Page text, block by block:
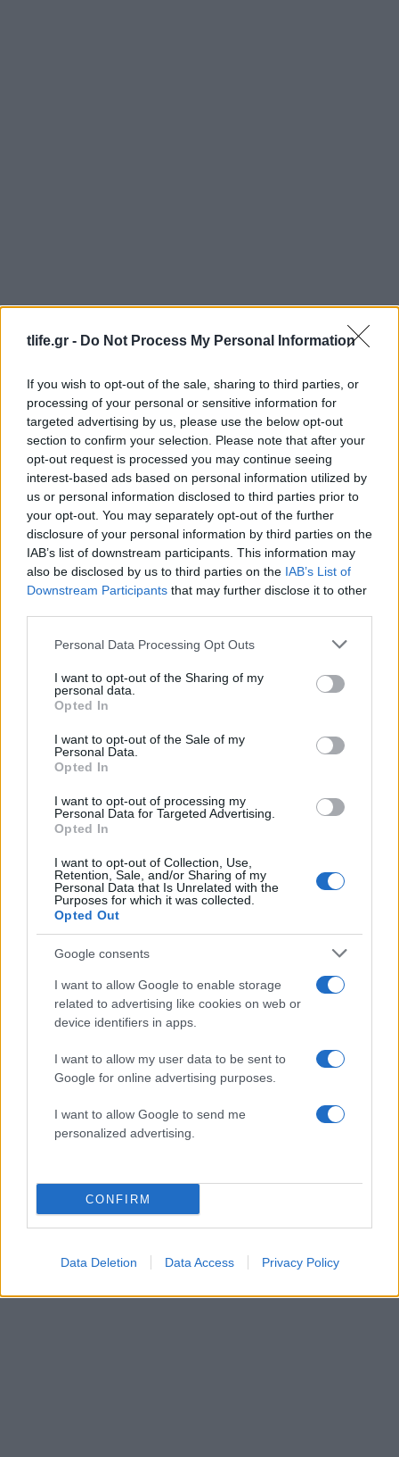
tlife.gr - Do Not Process My Personal Information
If you wish to opt-out of the sale, sharing to third parties, or
processing of your personal or sensitive information for
targeted advertising by us, please use the below opt-out
section to confirm your selection. Please note that after your
opt-out request is processed you may continue seeing
interest-based ads based on personal information utilized by
us or personal information disclosed to third parties prior to
your opt-out. You may separately opt-out of the further
disclosure of your personal information by third parties on the
IAB’s list of downstream participants. This information may
also be disclosed by us to third parties on the IAB’s List of
Downstream Participants that may further disclose it to other
Please note that this website/app uses one or more Google
not limited to your visit or usage behaviour. You may click to
grant or deny consent to Google and its third-party tags to
use your data for below specified purposes in below Google
consent section.
Personal Data Processing Opt Outs
I want to opt-out of the Sharing of my
personal data.
Opted In
I want to opt-out of the Sale of my
Personal Data.
Opted In
I want to opt-out of processing my
Personal Data for Targeted Advertising.
Opted In
I want to opt-out of Collection, Use,
Retention, Sale, and/or Sharing of my
Personal Data that Is Unrelated with the
Purposes for which it was collected.
Opted Out
Google consents
I want to allow Google to enable storage
related to advertising like cookies on web or
device identifiers in apps.
I want to allow my user data to be sent to
Google for online advertising purposes.
I want to allow Google to send me
personalized advertising.
CONFIRM
Data Deletion Data Access Privacy Policy